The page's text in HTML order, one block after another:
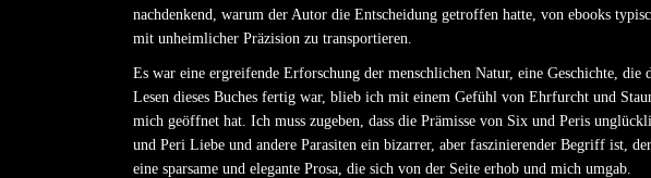
nachdenkend, warum der Autor die Entscheidung getroffen hatte, von ebooks
mit unheimlicher Präzision zu transportieren.
Es war eine ergreifende Erforschung der menschlichen Natur, eine Geschichte,
Lesen dieses Buches fertig war, blieb ich mit einem Gefühl von Ehrfurcht und
mich geöffnet hat. Ich muss zugeben, dass die Prämisse von Six und Peris
und Peri Liebe und andere Parasiten ein bizarrer, aber faszinierender Begriff ist,
eine sparsame und elegante Prosa, die sich von der Seite erhob und mich umgab.